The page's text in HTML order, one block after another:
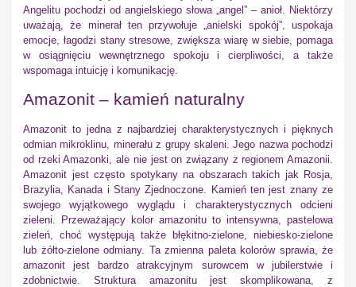
Angelitu pochodzi od angielskiego słowa „angel” – anioł. Niektórzy
uważają, że minerał ten przywołuje „anielski spokój”, uspokaja
emocje, łagodzi stany stresowe, zwiększa wiarę w siebie, pomaga
w osiągnięciu wewnętrznego spokoju i cierpliwości, a także
wspomaga intuicję i komunikację.
Amazonit – kamień naturalny
Amazonit to jedna z najbardziej charakterystycznych i pięknych
odmian mikroklinu, minerału z grupy skaleni. Jego nazwa pochodzi
od rzeki Amazonki, ale nie jest on związany z regionem Amazonii.
Amazonit jest często spotykany na obszarach takich jak Rosja,
Brazylia, Kanada i Stany Zjednoczone. Kamień ten jest znany ze
swojego wyjątkowego wyglądu i charakterystycznych odcieni
zieleni. Przeważający kolor amazonitu to intensywna, pastelowa
zieleń, choć występują także błękitno-zielone, niebiesko-zielone
lub żółto-zielone odmiany. Ta zmienna paleta kolorów sprawia, że
amazonit jest bardzo atrakcyjnym surowcem w jubilerstwie i
zdobnictwie. Struktura amazonitu jest skomplikowana, z